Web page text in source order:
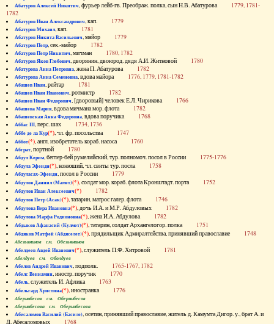
Абатуров Алексей Никитич, фурьер лейб-гв. Преображ. полка, сын Н.В. Абатурова 1779, 1781-
1782
Абатуров Иван Александрович, кап. 1779
Абатуров Михаил, кап. 1781
Абатуров Никита Васильевич, майор 1779
Абатуров Петр, сек.-майор 1782
Абатуров Петр Никитич, мичман 1780, 1782
Абатуров Яков Глебович, дворянин, двоюрод. дядя А.И. Житновой 1780
Абатурова Анна Петровна, жена П. Абатурова 1782
Абатурова Анна Семеновна, вдова майора 1776, 1779, 1781-1782
Абашев Иван, рейтар 1781
Абашев Иван Иванович, ротмистр 1782
Абашев Иван Федорович, [дворовый] человек Е.Л. Чирикова 1766
Абашева Мария, вдова мичмана мор. флота 1782
Абашевская Анна Федоровна, вдова поручика 1768
Аббас III, перс. шах 1734, 1736
Аббе де ла Кур(*), чл. фр. посольства 1747
Аббот(*), англ. изобретатель кораб. насоса 1760
Абграт, портной 1780
Абдул Керим, беглер-бей румелийский, тур. полномоч. посол в России 1775-1776
Абдула Эфенди(*), конюший, чл. свиты тур. посла 1758
Абдуласах-Эфенди, посол в России 1779
Абдулов Даниил (Мамет)(*), солдат мор. кораб. флота Кронштадт. порта 1752
Абдулов Иван Алексеевич(*) 1782
Абдулов Петр (Асак)(*), татарин, матрос галер. флота 1746
Абдулова Вера Ивановна(*), дочь И.А. и М.Р. Абдуловых 1782
Абдулова Марфа Родионовна(*), жена И.А. Абдулова 1782
Абдыков Афанасий (Кулмет)(*), татарин, солдат Архангелогор. полка 1751
Абдяков Матфей (Абдяселет)(*), прядильщик Адмиралтейства, принявший православие 1748
Абезьянинов см. Обезьянинов
Абелдеев Авдей Иванович(*), служитель П.Ф. Хитровой 1781
Абелдуев см. Оболдуев
Абелов Андрей Иванович, подполк. 1765-1767, 1782
Абелс Вениамин, иностр. поручик 1770
Абель, служитель И. Афлика 1763
Абельгард Христина(*), иностранка 1776
Абернибесов см. Обернибесов
Абернибесова см. Обернибесова
Абесаломов Василий (Басиле), осетин, принявший православие, житель д. Камумта Дигор. у., брат А. и
Д. Абесаломовых 1768